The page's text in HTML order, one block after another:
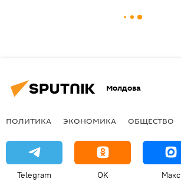
Молдова
ПОЛИТИКА ЭКОНОМИКА ОБЩЕСТВО
Telegram OK Макс